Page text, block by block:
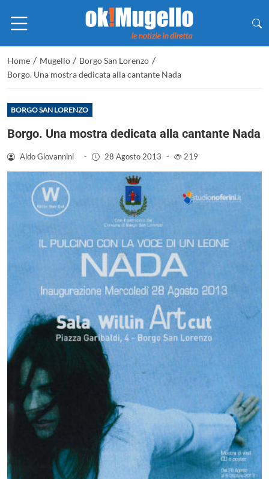
Home / Mugello / Borgo San Lorenzo /
Borgo. Una mostra dedicata alla cantante Nada
BORGO SAN LORENZO
Borgo. Una mostra dedicata alla cantante Nada
Aldo Giovannini - 28 Agosto 2013 - 219